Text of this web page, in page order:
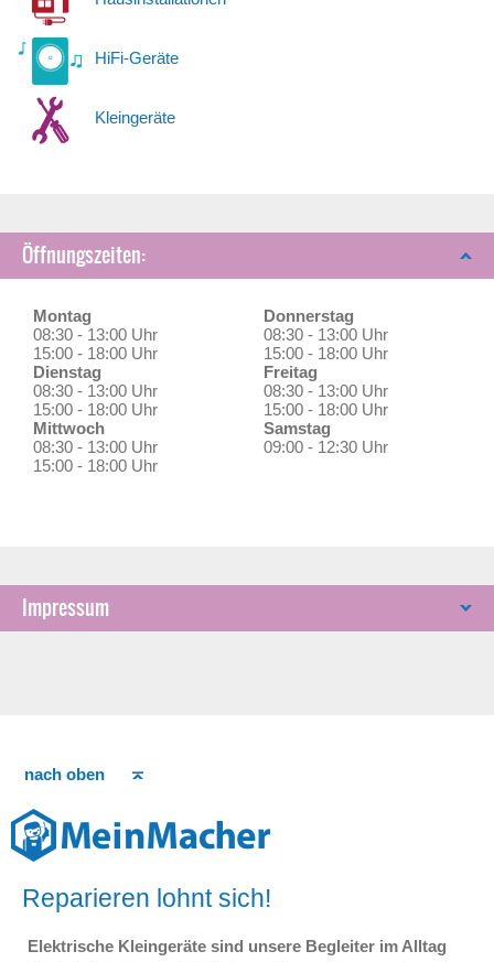
HiFi-Geräte
Kleingeräte
Öffnungszeiten:
Montag
08:30 - 13:00 Uhr
15:00 - 18:00 Uhr
Dienstag
08:30 - 13:00 Uhr
15:00 - 18:00 Uhr
Mittwoch
08:30 - 13:00 Uhr
15:00 - 18:00 Uhr
Donnerstag
08:30 - 13:00 Uhr
15:00 - 18:00 Uhr
Freitag
08:30 - 13:00 Uhr
15:00 - 18:00 Uhr
Samstag
09:00 - 12:30 Uhr
Impressum
nach oben
Reparieren lohnt sich!
Elektrische Kleingeräte sind unsere Begleiter im Alltag